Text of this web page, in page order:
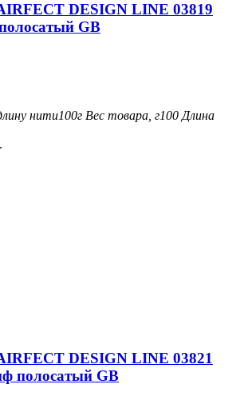
DESIGN LINE 03819
GB
нити100г Вес товара, г100 Длина
DESIGN LINE 03821
полосатый GB